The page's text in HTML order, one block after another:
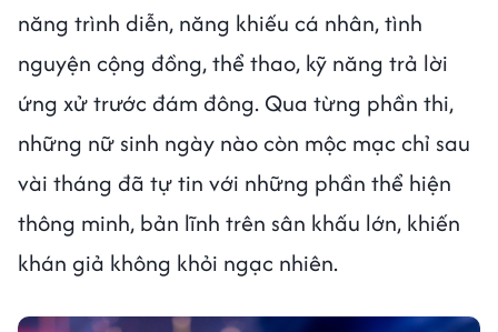
năng trình diễn, năng khiếu cá nhân, tình
nguyện cộng đồng, thể thao, kỹ năng trả lời
ứng xử trước đám đông. Qua từng phần thi,
những nữ sinh ngày nào còn mộc mạc chỉ sau
vài tháng đã tự tin với những phần thể hiện
thông minh, bản lĩnh trên sân khấu lớn, khiến
khán giả không khỏi ngạc nhiên.